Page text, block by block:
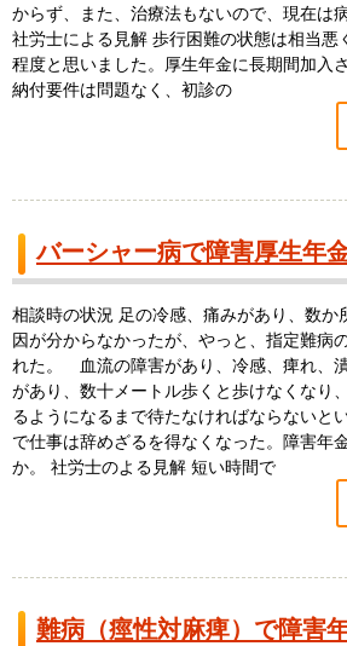
からず、また、治療法もないので、現在は
社労士による見解 歩行困難の状態は相当悪
程度と思いました。厚生年金に長期間加入
納付要件は問題なく、初診の
バーシャー病で障害厚生年
相談時の状況 足の冷感、痛みがあり、数か
因が分からなかったが、やっと、指定難病
れた。 血流の障害があり、冷感、痺れ、
があり、数十メートル歩くと歩けなくなり
るようになるまで待たなければならないと
で仕事は辞めざるを得なくなった。障害年
か。 社労士のよる見解 短い時間で
難病（痙性対麻痺）で障害